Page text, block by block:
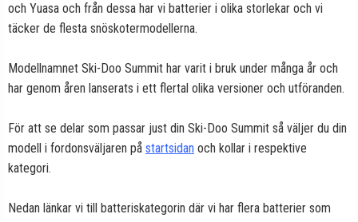
och Yuasa och från dessa har vi batterier i olika storlekar och vi
täcker de flesta snöskotermodellerna.
Modellnamnet Ski-Doo Summit har varit i bruk under många år och
har genom åren lanserats i ett flertal olika versioner och utföranden.
För att se delar som passar just din Ski-Doo Summit så väljer du din
modell i fordonsväljaren på startsidan och kollar i respektive
kategori.
Nedan länkar vi till batteriskategorin där vi har flera batterier som